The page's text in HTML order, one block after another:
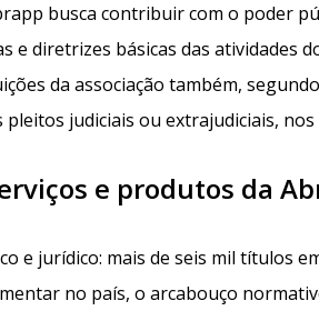
busca contribuir com o poder
e diretrizes básicas das atividades
da associação também,
pleitos judiciais ou extrajudiciais,
e produtos da
e jurídico: mais de seis mil títulos
no país, o arcabouço